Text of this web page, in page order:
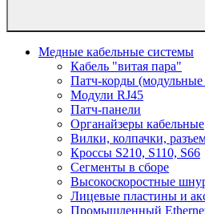
Медные кабельные системы
Кабель "витая пара"
Патч-корды
Модули RJ45
Патч-панели
Органайзеры кабельные
Вилки, колпачки,
Кроссы S210, S110, S66
Сегменты в сборе
Высокоскоростные
Лицевые пластины и
Промышленный